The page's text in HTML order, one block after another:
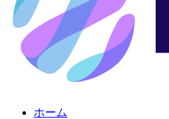
ホーム